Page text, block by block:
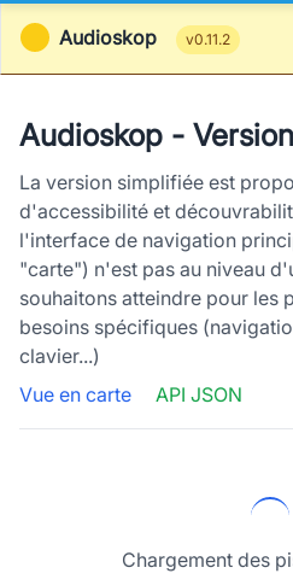
Audioskop v0.11.2
Audioskop -
La version simplifiée est
d'accessibilité et
l'interface de navigation
"carte") n'est pas au niveau
souhaitons atteindre pour les
besoins spécifiques
clavier...)
Vue en carte
API JSON
Chargement des